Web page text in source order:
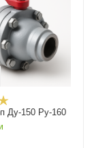
Ду-150 Ру-160